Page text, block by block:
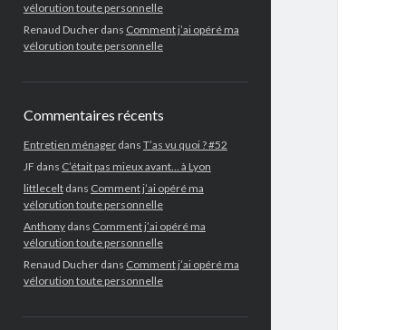
vélorution toute personnelle
Renaud Ducherdans Comment j’ai opéré ma
vélorution toute personnelle
Commentaires récents
Entretien ménagerdans T’as vu quoi ? #52
JF dans C’était pas mieux avant… à Lyon
littleceltdans Comment j’ai opéré ma
vélorution toute personnelle
Anthonydans Comment j’ai opéré ma
vélorution toute personnelle
Renaud Ducherdans Comment j’ai opéré ma
vélorution toute personnelle